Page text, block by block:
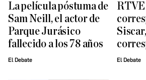
La película póstuma de
Sam Neill, el actor de
Parque Jurásico
fallecido a los 78 años
El Debate El Debate